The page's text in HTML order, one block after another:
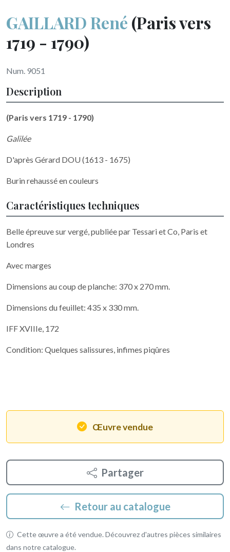
GAILLARD René (Paris vers
1719 - 1790)
Num. 9051
Description
(Paris vers 1719 - 1790)
Galilée
D'après Gérard DOU (1613 - 1675)
Burin rehaussé en couleurs
Caractéristiques techniques
Belle épreuve sur vergé, publiée par Tessari et Co, Paris et
Londres
Avec marges
Dimensions au coup de planche: 370 x 270 mm.
Dimensions du feuillet: 435 x 330 mm.
IFF XVIIIe, 172
Condition: Quelques salissures, infimes piqûres
Œuvre vendue
Partager
Retour au catalogue
Cette œuvre a été vendue. Découvrez d'autres pièces similaires
dans notre catalogue.